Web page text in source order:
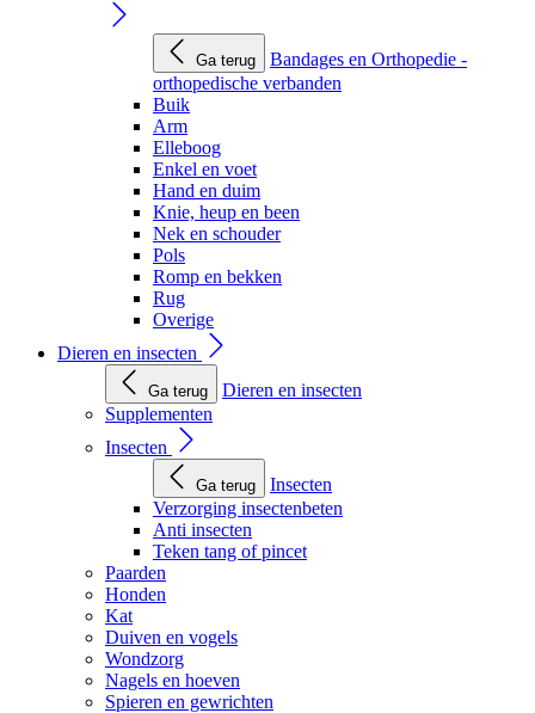
Ga terug
Bandages en Orthopedie -
orthopedische verbanden
Buik
Arm
Elleboog
Enkel en voet
Hand en duim
Knie, heup en been
Nek en schouder
Pols
Romp en bekken
Rug
Overige
Dieren en insecten
Ga terug
Dieren en insecten
Supplementen
Insecten
Ga terug
Insecten
Verzorging insectenbeten
Anti insecten
Teken tang of pincet
Paarden
Honden
Kat
Duiven en vogels
Wondzorg
Nagels en hoeven
Spieren en gewrichten